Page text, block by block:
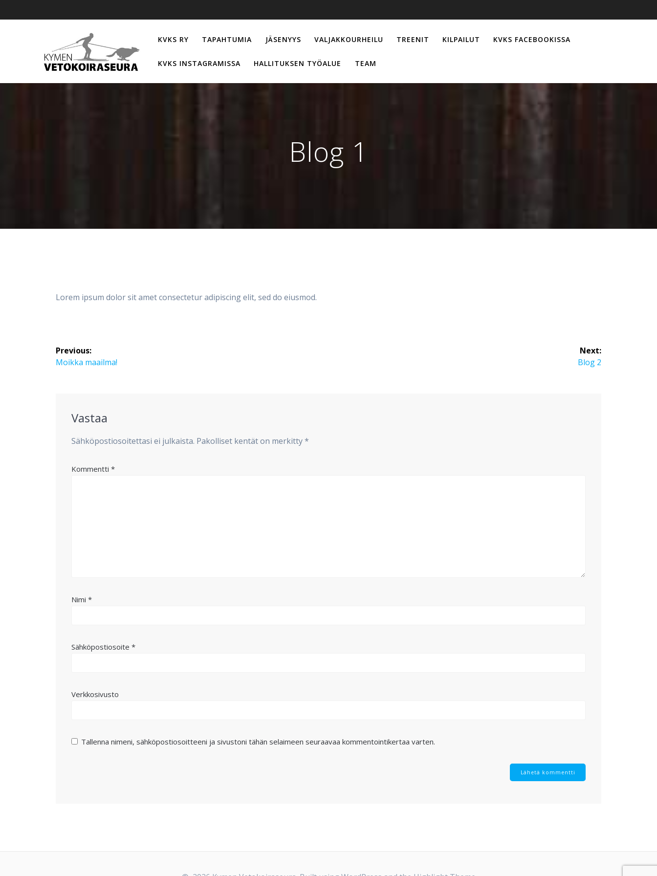
to
KVKS RY TAPAHTUMIA JÄSENYYS VALJAKKOURHEILU TREENIT KILPAILUT KVKS FACEBOOKISSA
KVKS INSTAGRAMISSA HALLITUKSEN TYÖALUE TEAM
Blog 1
Lorem ipsum dolor sit amet consectetur adipiscing elit, sed do eiusmod.
Artikkelien
selaus
Previous:
Previous
Moikka maailma!
Next:
Next
Blog 2
Vastaa
Sähköpostiosoitettasi ei julkaista. Pakolliset kentät on merkitty*
Kommentti*
Nimi*
Sähköpostiosoite*
Verkkosivusto
Tallenna nimeni, sähköpostiosoitteeni ja sivustoni tähän selaimeen seuraavaa kommentointikertaa varten.